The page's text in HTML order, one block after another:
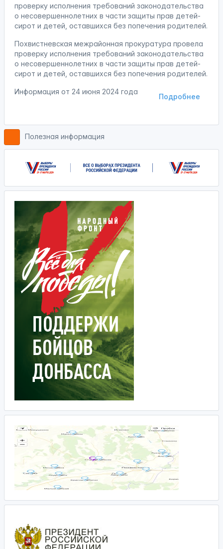
проверку исполнения требований законодательства
о несовершеннолетних в части защиты прав детей-
сирот и детей, оставшихся без попечения родителей.
Похвистневская межрайонная прокуратура провела
проверку исполнения требований законодательства
о несовершеннолетних в части защиты прав детей-
сирот и детей, оставшихся без попечения родителей.
Подробнее
Информация от 24 июня 2024 года
Полезная информация